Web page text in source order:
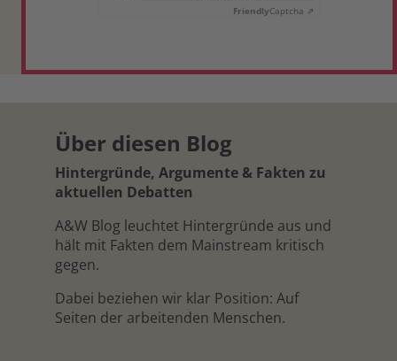
FriendlyCaptcha ⇗
Über diesen Blog
Hintergründe, Argumente & Fakten zu
aktuellen Debatten
A&W Blog leuchtet Hintergründe aus und
hält mit Fakten dem Mainstream kritisch
gegen.
Dabei beziehen wir klar Position: Auf
Seiten der arbeitenden Menschen.